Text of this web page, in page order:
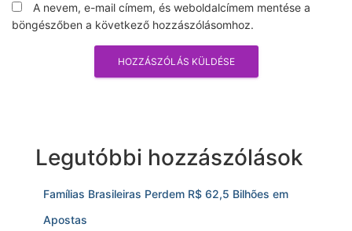
A nevem, e-mail címem, és weboldalcímem mentése a
böngészőben a következő hozzászólásomhoz.
Legutóbbi hozzászólások
Famílias Brasileiras Perdem R$ 62,5 Bilhões em
Apostas